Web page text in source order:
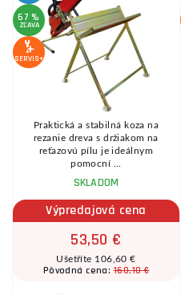
67 %
ZĽAVA
SERVIS+
Praktická a stabilná koza na
rezanie dreva s držiakom na
reťazovú pílu je ideálnym
pomocní ...
SKLADOM
Výpredajová cena
53,50 €
Ušetříte 106,60 €
Pôvodná cena:160,10 €